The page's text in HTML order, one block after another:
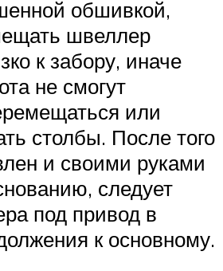
обшивкой,
швеллер
к забору, иначе
не смогут
или
столбы. После того
и своими руками
следует
под привод в
к основному.